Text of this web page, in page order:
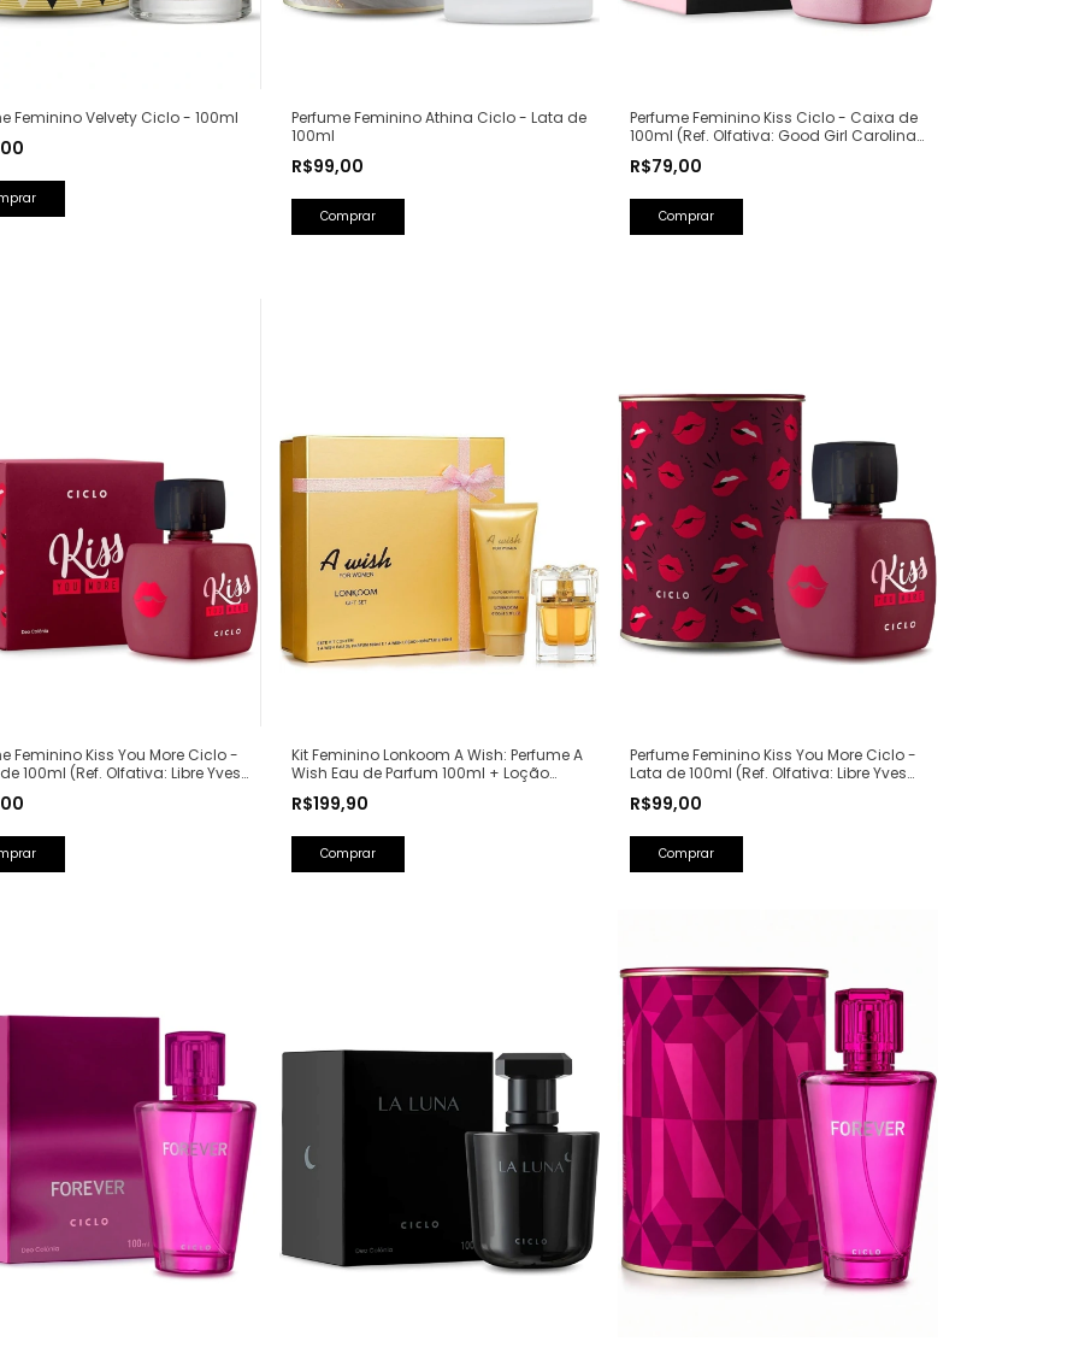
Feminino Velvety Ciclo - 100ml
Perfume Feminino Athina Ciclo - Lata de
100ml
R$99,00
Perfume Feminino Kiss Ciclo - Caixa de
100ml (Ref. Olfativa: Good Girl Carolina
R$79,00
Feminino Kiss You More Ciclo -
100ml (Ref. Olfativa: Libre Yves
Kit Feminino Lonkoom A Wish: Perfume A
Wish Eau de Parfum 100ml + Loção
R$199,90
Perfume Feminino Kiss You More Ciclo -
Lata de 100ml (Ref. Olfativa: Libre Yves
R$99,00